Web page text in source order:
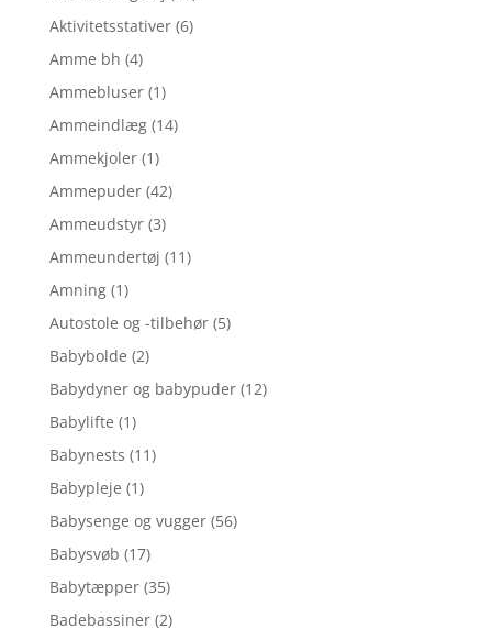
Aktivitetsstativer (6)
Amme bh (4)
Ammebluser (1)
Ammeindlæg (14)
Ammekjoler (1)
Ammepuder (42)
Ammeudstyr (3)
Ammeundertøj (11)
Amning (1)
Autostole og -tilbehør (5)
Babybolde (2)
Babydyner og babypuder (12)
Babylifte (1)
Babynests (11)
Babypleje (1)
Babysenge og vugger (56)
Babysvøb (17)
Babytæpper (35)
Badebassiner (2)